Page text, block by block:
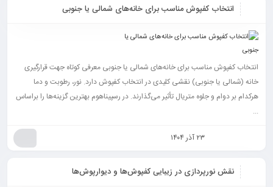
انتخاب کفپوش مناسب برای خانه‌های شمالی یا جنوبی
انتخاب کفپوش مناسب برای خانه‌های شمالی یا جنوبی معرفی کوتاه جهت قرارگیری
خانه (شمالی یا جنوبی) نقشی کلیدی در انتخاب کفپوش دارد. نور، رطوبت و دما
هرکدام بر دوام و جلوه متریال تأثیر می‌گذارند. در رسپیناهوم بهترین گزینه‌ها را براساس
...
۲۳ آذر ۱۴۰۴
نقش نورپردازی در زیبایی کفپوش‌ها و دیوارپوش‌ها